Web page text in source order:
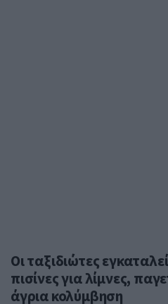
Οι ταξιδιώτες
πισίνες για λίμνες,
άγρια κολύμβηση